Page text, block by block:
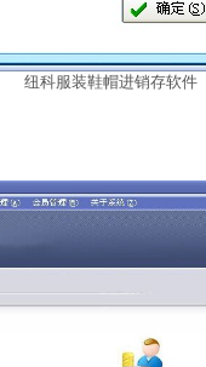
纽科服装鞋帽进销存软件